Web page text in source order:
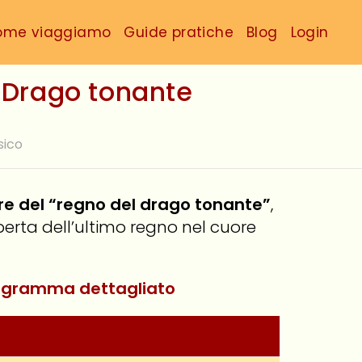
viaggiamo Guide pratiche Blog Login
tonante
del “regno del drago tonante”,
dell’ultimo regno nel cuore
dettagliato